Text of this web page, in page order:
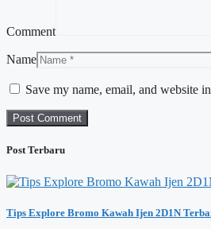
Comment
Name
Save my name, email, and website
Post Terbaru
Tips Explore Bromo Kawah Ijen 2D1N